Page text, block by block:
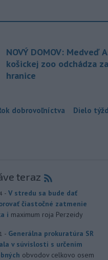
NOVÝ DOMOV: Medveď
košickej zoo odchádza za
hranice
dobrovoľníctva Dielo
teraz
- V stredu sa bude dať
čiastočné zatmenie
i maximum roja Perzeidy
- Generálna prokuratúra SR
v súvislosti s určením
obvodov celkovo osem